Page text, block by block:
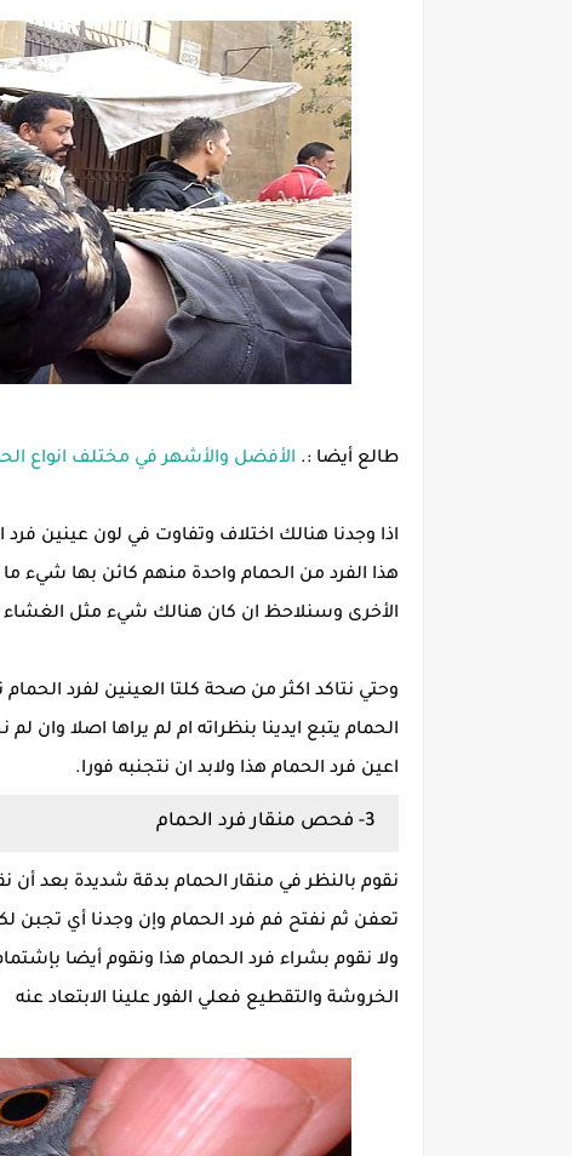
طالع أيضا :. الأفضل والأشهر في مختلف انواع
اذا وجدنا هنالك اختلاف وتفاوت في لون عينين
هذا الفرد من الحمام واحدة منهم كائن بها شيء
الأخرى وسنلاحظ ان كان هنالك شيء مثل الغشاء
وحتي نتاكد اكثر من صحة كلتا العينين لفرد
الحمام يتبع ايدينا بنظراته ام لم يراها اصلا
اعين فرد الحمام هذا ولابد ان نتجنبه فورا.
3- فحص منقار فرد الحمام
نقوم بالنظر في منقار الحمام بدقة شديدة بعد أن
تعفن ثم نفتح فم فرد الحمام وإن وجدنا أي تجبن
ولا نقوم بشراء فرد الحمام هذا ونقوم أيضا
الخروشة والتقطيع فعلي الفور علينا الابتعاد عنه